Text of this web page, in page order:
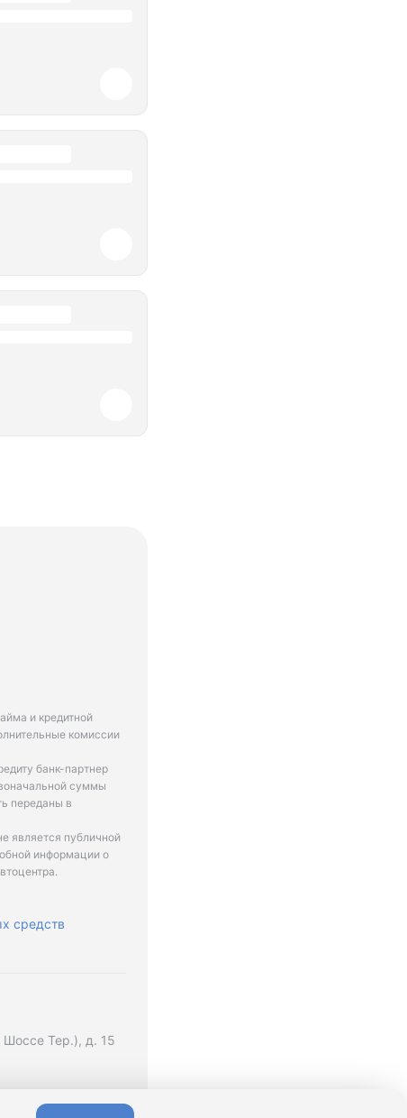
и кредитной
комиссии
банк-партнер
суммы
переданы в
является публичной
информации о
средств
Тер.), д. 15